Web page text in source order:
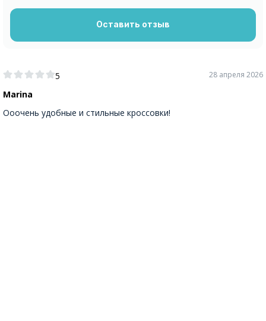
5
Мarina
28 апреля 2026
Ооочень удобные и стильные кроссовки!
Оставить отзыв